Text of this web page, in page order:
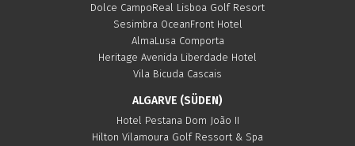
Dolce CampoReal Lisboa Golf Resort
Sesimbra OceanFront Hotel
AlmaLusa Comporta
Heritage Avenida Liberdade Hotel
Vila Bicuda Cascais
ALGARVE (SÜDEN)
Hotel Pestana Dom João II
Hilton Vilamoura Golf Ressort & Spa